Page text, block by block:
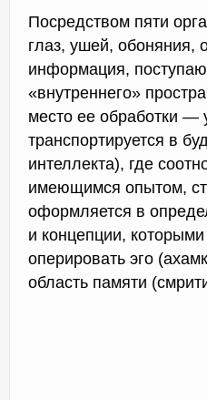
Посредством пяти
глаз, ушей, обоняния,
информация,
«внутреннего»
место ее обработки —
транспортируется в
интеллекта), где
имеющимся опытом,
оформляется в
и концепции, которыми
оперировать эго
область памяти